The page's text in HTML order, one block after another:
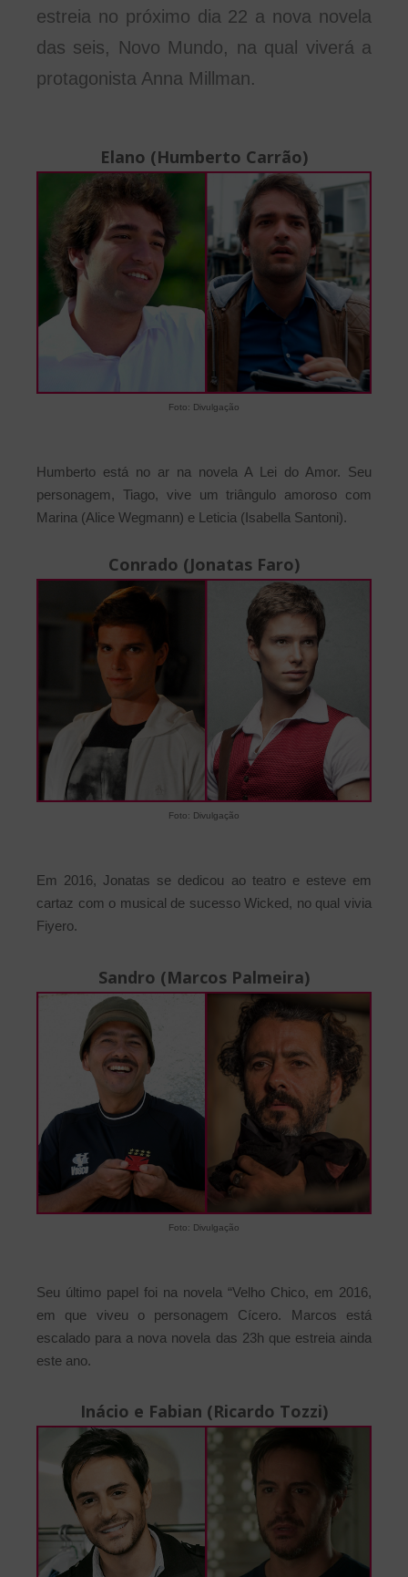
estreia no próximo dia 22 a nova novela
das seis, Novo Mundo, na qual viverá a
protagonista Anna Millman.
Elano (Humberto Carrão)
Foto: Divulgação
Humberto está no ar na novela A Lei do Amor. Seu
personagem, Tiago, vive um triângulo amoroso com
Marina (Alice Wegmann) e Leticia (Isabella Santoni).
Conrado (Jonatas Faro)
Foto: Divulgação
Em 2016, Jonatas se dedicou ao teatro e esteve em
cartaz com o musical de sucesso Wicked, no qual vivia
Fiyero.
Sandro (Marcos Palmeira)
Foto: Divulgação
Seu último papel foi na novela “Velho Chico, em 2016,
em que viveu o personagem Cícero. Marcos está
escalado para a nova novela das 23h que estreia ainda
este ano.
Inácio e Fabian (Ricardo Tozzi)